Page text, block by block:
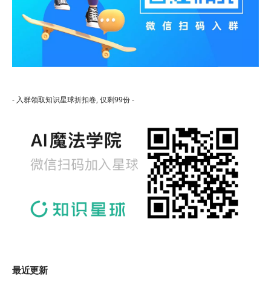
- 入群领取知识星球折扣卷, 仅剩99份 -
最近更新